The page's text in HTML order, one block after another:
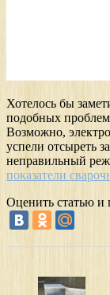
Хотелось бы
подобных
Возможно,
успели отсыреть
неправильный
показатели
Оценить статью и